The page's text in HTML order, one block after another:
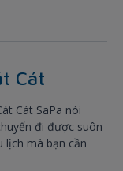
Cát
Cát SaPa nói
đi được suôn
lịch mà bạn cần